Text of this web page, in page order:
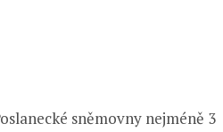
sněmovny nejméně 3